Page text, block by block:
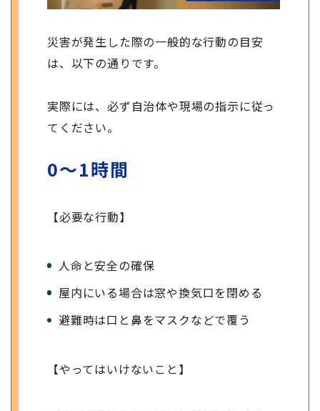
災害が発生した際の一般的な行動の目安
は、以下の通りです。
実際には、必ず自治体や現場の指示に従っ
てください。
0〜1時間
【必要な行動】
人命と安全の確保
屋内にいる場合は窓や換気口を閉める
避難時は口と鼻をマスクなどで覆う
【やってはいけないこと】